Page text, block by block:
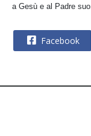
a Gesù e al Padre suo.
Facebook